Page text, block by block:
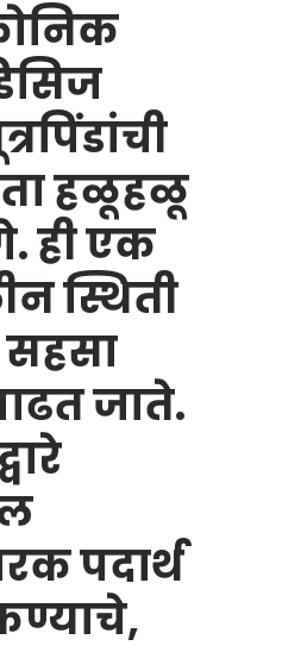
हळूहळू
ही एक
स्थिती
जाते.
पदार्थ